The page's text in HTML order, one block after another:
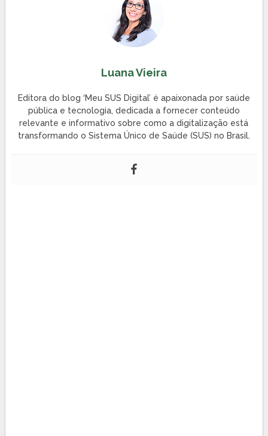
Luana Vieira
Editora do blog ‘Meu SUS Digital’ é apaixonada por saúde
pública e tecnologia, dedicada a fornecer conteúdo
relevante e informativo sobre como a digitalização está
transformando o Sistema Único de Saúde (SUS) no Brasil.